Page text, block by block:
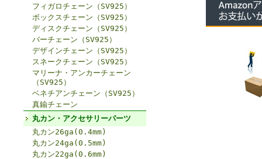
フィガロチェーン（SV925）
ボックスチェーン（SV925）
ディスクチェーン（SV925）
バーチェーン（SV925）
デザインチェーン（SV925）
スネークチェーン（SV925）
マリーナ・アンカーチェーン
（SV925）
ベネチアンチェーン（SV925）
真鍮チェーン
丸カン・アクセサリーパーツ
丸カン26ga(0.4mm)
丸カン24ga(0.5mm)
丸カン22ga(0.6mm)